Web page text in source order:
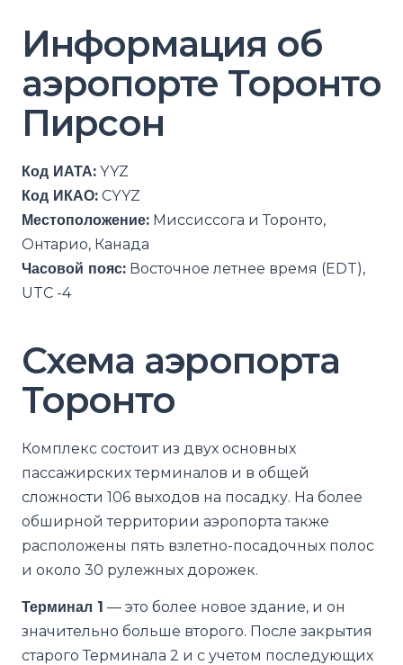
Информация об
аэропорте Торонто
Пирсон
Код ИАТА: YYZ
Код ИКАО: CYYZ
Местоположение: Миссиссога и Торонто,
Онтарио, Канада
Часовой пояс: Восточное летнее время (EDT),
UTC -4
Схема аэропорта
Торонто
Комплекс состоит из двух основных
пассажирских терминалов и в общей
сложности 106 выходов на посадку. На более
обширной территории аэропорта также
расположены пять взлетно-посадочных полос
и около 30 рулежных дорожек.
Терминал 1 — это более новое здание, и он
значительно больше второго. После закрытия
старого Терминала 2 и с учетом последующих